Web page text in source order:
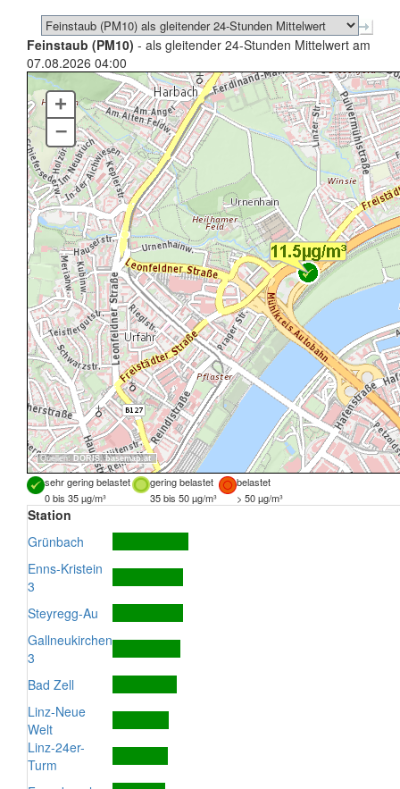
Feinstaub (PM10) - als gleitender 24-Stunden Mittelwert am
07.08.2026 04:00
Quellen: DORIS,basemap.at
+
–
sehr gering belastet gering belastet
belastet
0 bis 35 µg/m³
35 bis 50 µg/m³ > 50 µg/m³
Station
Grünbach
Enns-Kristein
3
Steyregg-Au
Gallneukirchen
3
Bad Zell
Linz-Neue
Welt
Linz-24er-
Turm